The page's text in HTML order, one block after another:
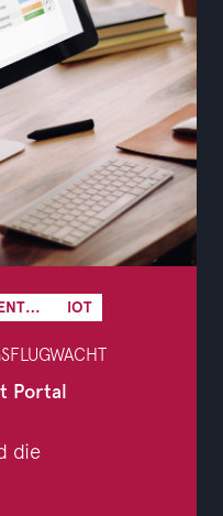
INDIVIDUALENTWICKLUNG IOT
Portal
die